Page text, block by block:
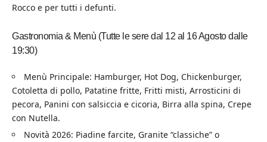
Rocco e per tutti i defunti.
Gastronomia & Menù (Tutte le sere dal 12 al 16 Agosto dalle
19:30)
Menù Principale: Hamburger, Hot Dog, Chickenburger,
Cotoletta di pollo, Patatine fritte, Fritti misti, Arrosticini di
pecora, Panini con salsiccia e cicoria, Birra alla spina, Crepe
con Nutella.
Novità 2026: Piadine farcite, Granite “classiche” o